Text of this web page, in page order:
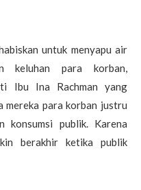
untuk menyapu air
keluhan para korban,
Ibu Ina Rachman yang
mereka para korban justru
konsumsi publik. Karena
berakhir ketika publik